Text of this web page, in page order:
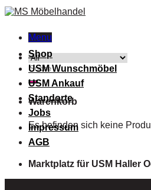
Menu
Suche
nach:
Warenkorb
Es befinden sich keine
Shop
USM Wunschmöbel
USM Ankauf
Standorte
Jobs
Impressum
AGB
Marktplatz für USM Haller